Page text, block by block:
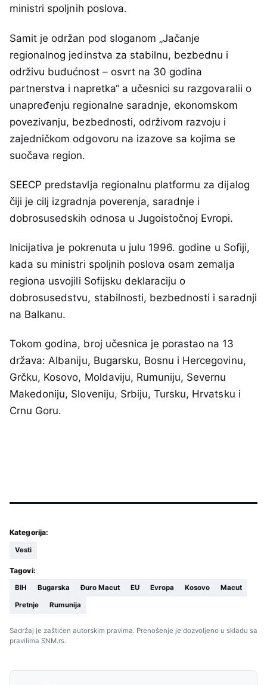
ministri spoljnih poslova.
Samit je održan pod sloganom „Jačanje
regionalnog jedinstva za stabilnu, bezbednu i
održivu budućnost – osvrt na 30 godina
partnerstva i napretka“ a učesnici su razgovaralii o
unapređenju regionalne saradnje, ekonomskom
povezivanju, bezbednosti, održivom razvoju i
zajedničkom odgovoru na izazove sa kojima se
suočava region.
SEECP predstavlja regionalnu platformu za dijalog
čiji je cilj izgradnja poverenja, saradnje i
dobrosusedskih odnosa u Jugoistočnoj Evropi.
Inicijativa je pokrenuta u julu 1996. godine u Sofiji,
kada su ministri spoljnih poslova osam zemalja
regiona usvojili Sofijsku deklaraciju o
dobrosusedstvu, stabilnosti, bezbednosti i saradnji
na Balkanu.
Tokom godina, broj učesnica je porastao na 13
država: Albaniju, Bugarsku, Bosnu i Hercegovinu,
Grčku, Kosovo, Moldaviju, Rumuniju, Severnu
Makedoniju, Sloveniju, Srbiju, Tursku, Hrvatsku i
Crnu Goru.
Kategorija:
Vesti
Tagovi:
BIH Bugarska Đuro Macut EU Evropa Kosovo Macut
Pretnje Rumunija
Sadržaj je zaštićen autorskim pravima. Prenošenje je dozvoljeno u skladu sa
pravilima SNM.rs.